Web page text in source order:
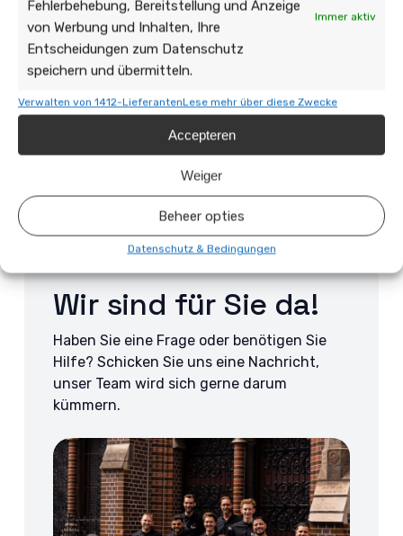
Fehlerbehebung, Bereitstellung und Anzeige
von Werbung und Inhalten, Ihre
Entscheidungen zum Datenschutz
speichern und übermitteln.
Immer aktiv
Verwalten von 1412-LieferantenLese mehr über diese Zwecke
Accepteren
Weiger
Beheer opties
Datenschutz & Bedingungen
13 Jan. 2026 | Zonnepanelen
Solarmodule funktionieren nicht: Das
sind die häufigsten Ursachen
Wir sind für Sie da!
Haben Sie eine Frage oder benötigen Sie
Hilfe? Schicken Sie uns eine Nachricht,
unser Team wird sich gerne darum
kümmern.